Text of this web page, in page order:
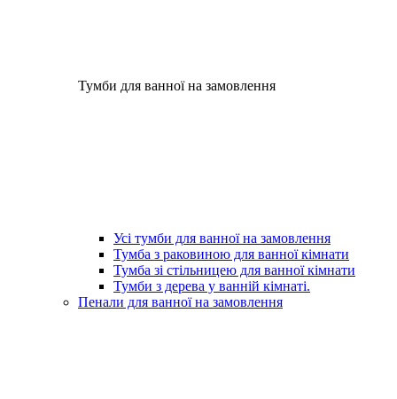
Тумби для ванної на замовлення
Усі тумби для ванної на замовлення
Тумба з раковиною для ванної кімнати
Тумба зі стільницею для ванної кімнати
Тумби з дерева у ванній кімнаті.
Пенали для ванної на замовлення